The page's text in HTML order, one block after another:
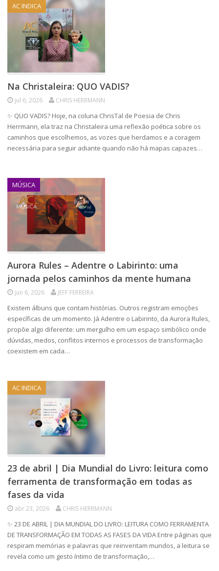
AC INDICA
Na Christaleira: QUO VADIS?
jul 6, 2026 CHRIS HERRMANN
✨ QUO VADIS? Hoje, na coluna ChrisTal de Poesia de Chris
Herrmann, ela traz na Christaleira uma reflexão poética sobre os
caminhos que escolhemos, as vozes que herdamos e a coragem
necessária para seguir adiante quando não há mapas capazes…
MÚSICA
Aurora Rules – Adentre o Labirinto: uma
jornada pelos caminhos da mente humana
jun 6, 2026 JEFF FERREIRA
Existem álbuns que contam histórias. Outros registram emoções
específicas de um momento. Já Adentre o Labirinto, da Aurora Rules,
propõe algo diferente: um mergulho em um espaço simbólico onde
dúvidas, medos, conflitos internos e processos de transformação
coexistem em cada…
AC INDICA
23 de abril | Dia Mundial do Livro: leitura como
ferramenta de transformação em todas as
fases da vida
abr 23, 2026 CHRIS HERRMANN
✨ 23 DE ABRIL | DIA MUNDIAL DO LIVRO: LEITURA COMO FERRAMENTA
DE TRANSFORMAÇÃO EM TODAS AS FASES DA VIDA Entre páginas que
respiram memórias e palavras que reinventam mundos, a leitura se
revela como um gesto íntimo de transformação,…